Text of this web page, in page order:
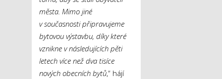
města. Mimo jiné
v současnosti připravujeme
bytovou výstavbu, díky které
vznikne v následujících pěti
letech více než dva tisíce
nových obecních bytů,“ hájí